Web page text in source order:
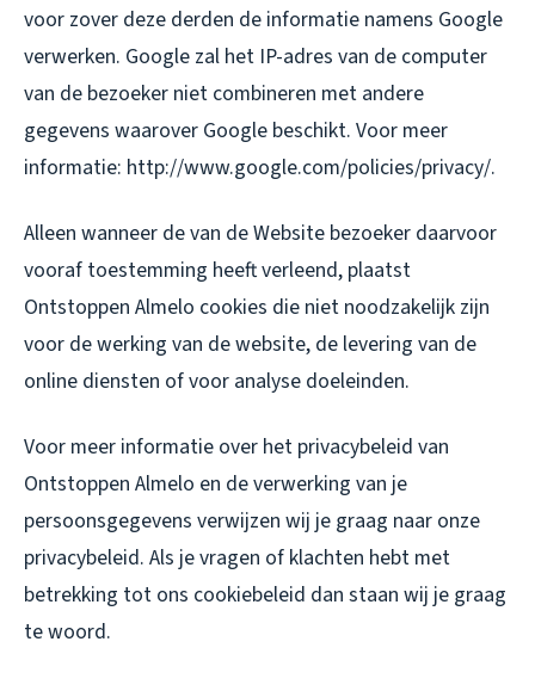
voor zover deze derden de informatie namens Google
verwerken. Google zal het IP-adres van de computer
van de bezoeker niet combineren met andere
gegevens waarover Google beschikt. Voor meer
informatie: http://www.google.com/policies/privacy/.
Alleen wanneer de van de Website bezoeker daarvoor
vooraf toestemming heeft verleend, plaatst
Ontstoppen Almelo cookies die niet noodzakelijk zijn
voor de werking van de website, de levering van de
online diensten of voor analyse doeleinden.
Voor meer informatie over het privacybeleid van
Ontstoppen Almelo en de verwerking van je
persoonsgegevens verwijzen wij je graag naar onze
privacybeleid. Als je vragen of klachten hebt met
betrekking tot ons cookiebeleid dan staan wij je graag
te woord.